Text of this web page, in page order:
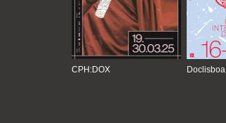
CPH:DOX Doclisboa